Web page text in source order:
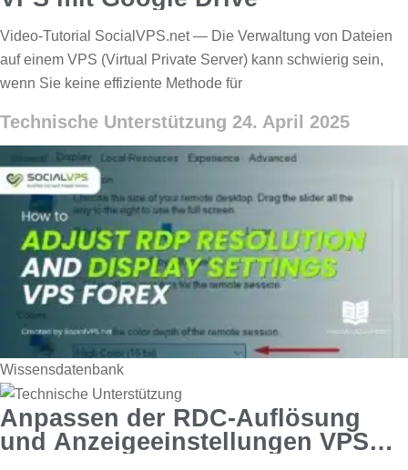
Video-Tutorial SocialVPS.net — Die Verwaltung von Dateien
auf einem VPS (Virtual Private Server) kann schwierig sein,
wenn Sie keine effiziente Methode für
Technische Unterstützung 24. April 2025
Wissensdatenbank
Anpassen der RDC-Auflösung
und Anzeigeeinstellungen VPS